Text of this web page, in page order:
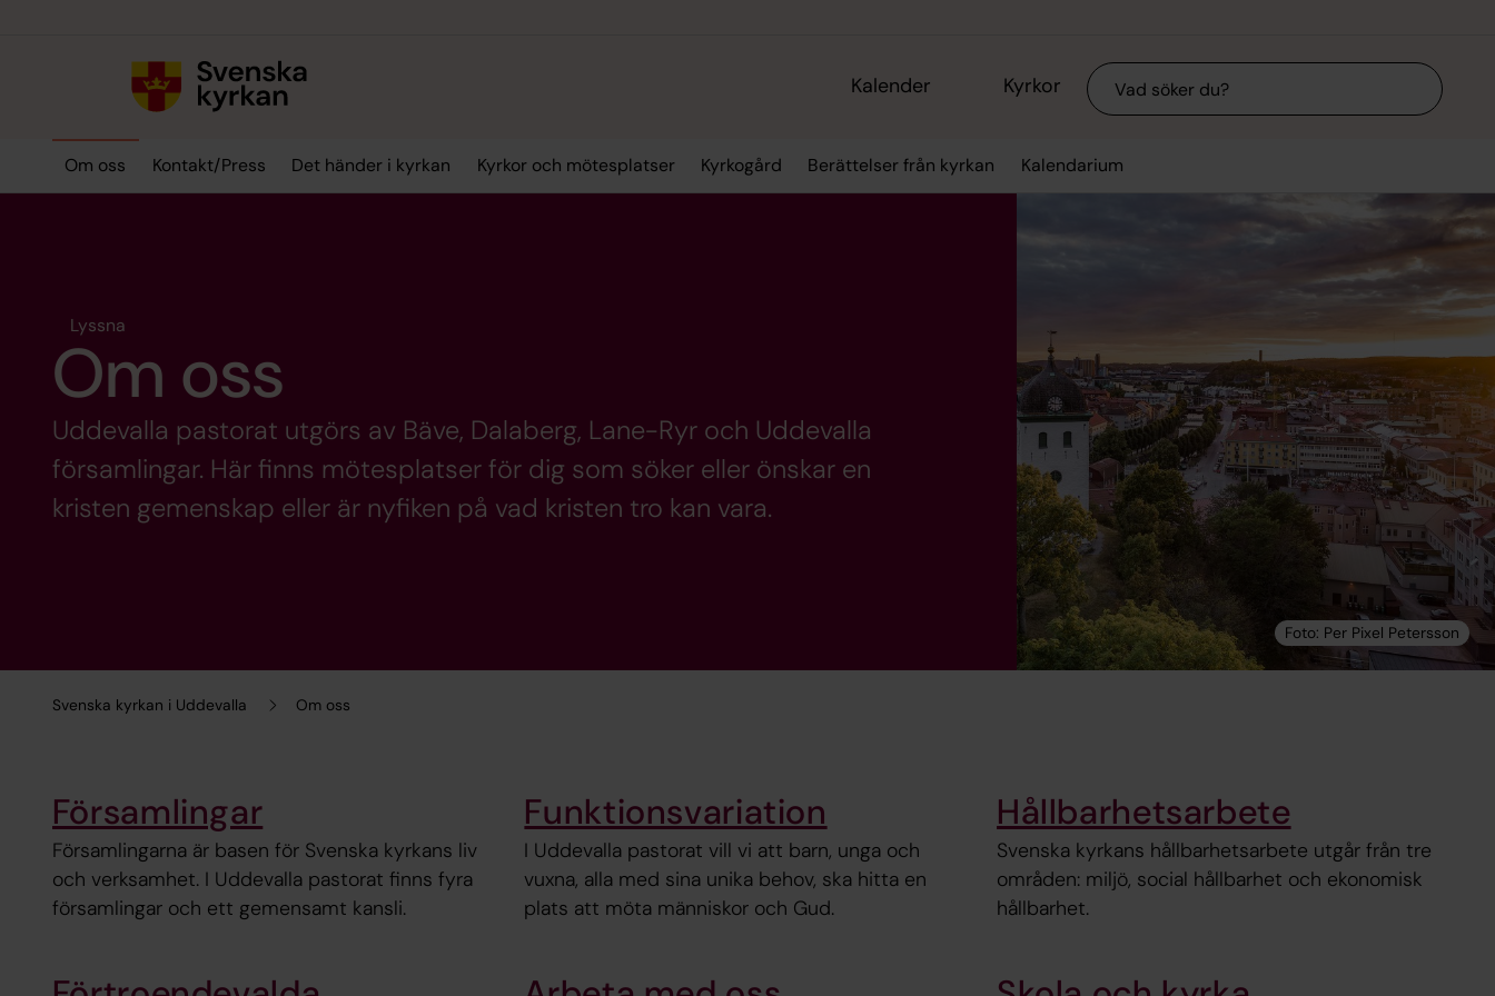
Kalender Kyrkor Sök
Om oss Kontakt/Press Det händer i kyrkan Kyrkor och mötesplatser Kyrkogård Berättelser från kyrkan Kalendarium
Svenska kyrkan i Uddevalla Om oss
Lyssna
Om oss
Uddevalla pastorat utgörs av Bäve, Dalaberg, Lane-Ryr och Uddevalla
församlingar. Här finns mötesplatser för dig som söker eller önskar en
kristen gemenskap eller är nyfiken på vad kristen tro kan vara.
Församlingar
Församlingarna är basen för Svenska kyrkans liv
och verksamhet. I Uddevalla pastorat finns fyra
församlingar och ett gemensamt kansli.
Funktionsvariation
I Uddevalla pastorat vill vi att barn, unga och
vuxna, alla med sina unika behov, ska hitta en
plats att möta människor och Gud.
Hållbarhetsarbete
Svenska kyrkans hållbarhetsarbete utgår från tre
områden: miljö, social hållbarhet och ekonomisk
hållbarhet.